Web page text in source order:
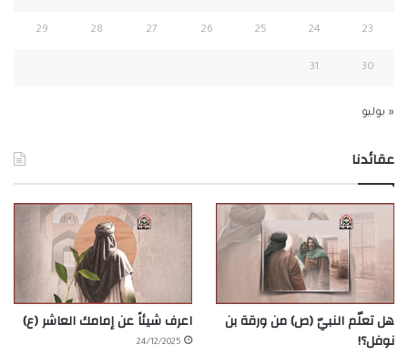
23
24
25
26
27
28
29
30
31
« يوليو
عقائدنا
هل تعلّم النبيّ (ص) من ورقة بن
نوفل؟!
اعرف شيئاً عن إمامك العاشر (ع)
24/12/2025